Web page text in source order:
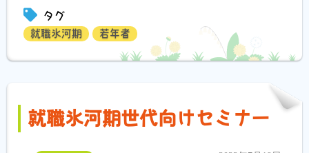
タグ
就職氷河期 若年者
就職氷河期世代向けセミナー